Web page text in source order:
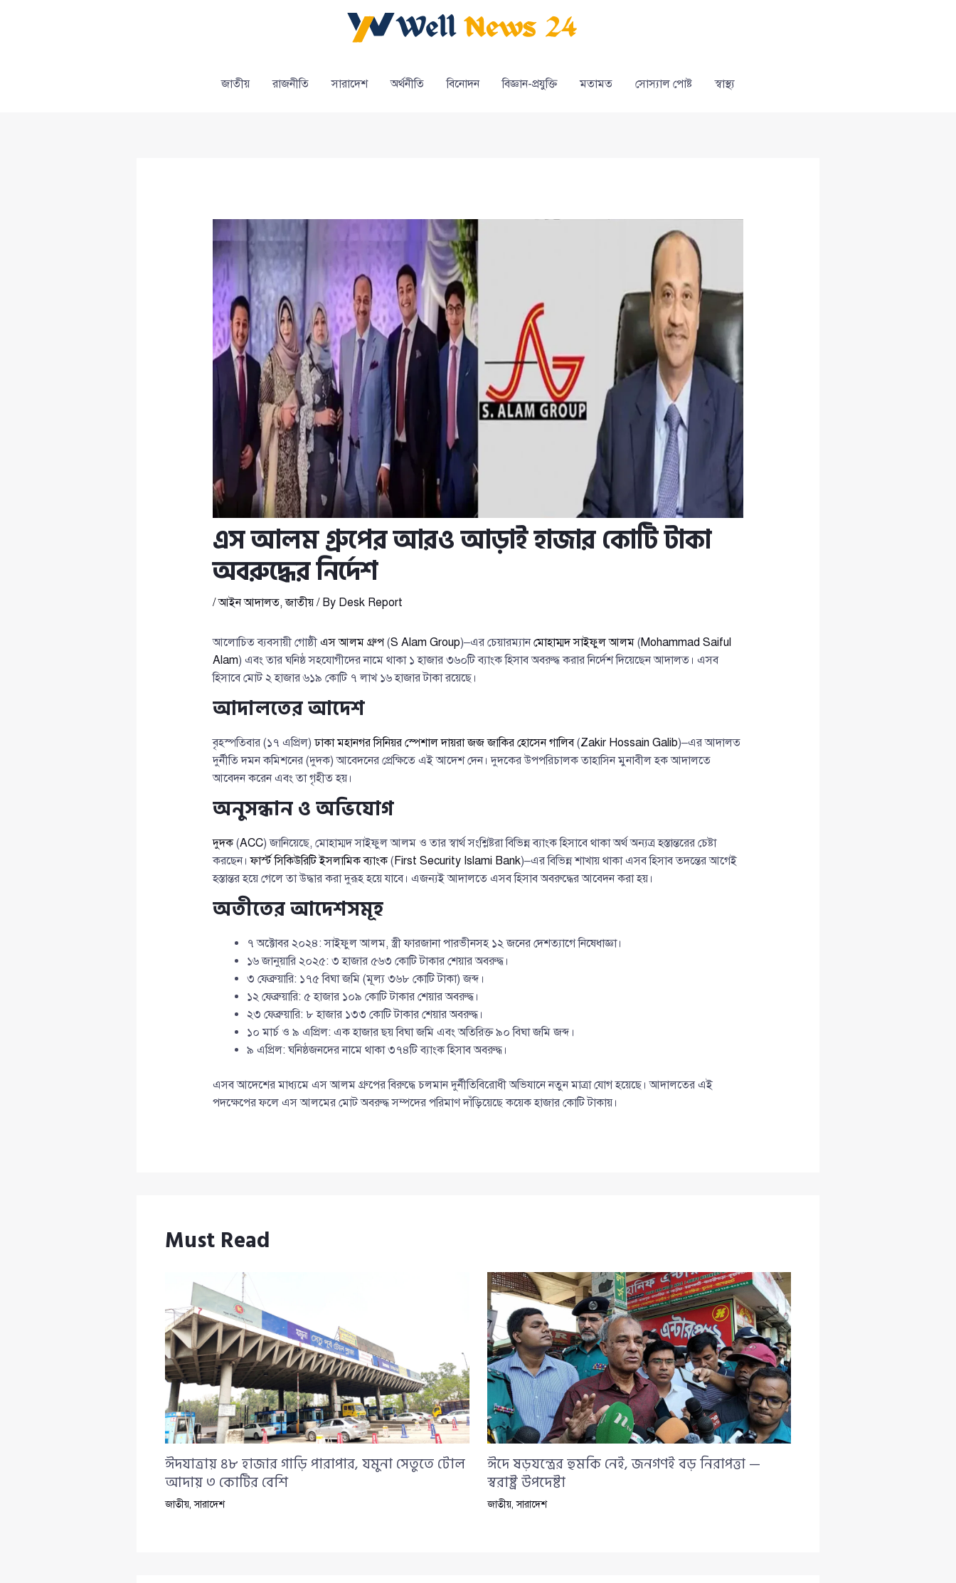
জাতীয় রাজনীতি সারাদেশ অর্থনীতি বিনোদন বিজ্ঞান-প্রযুক্তি মতামত সোস্যাল পোষ্ট স্বাস্থ্য
এস আলম গ্রুপের আরও আড়াই হাজার কোটি টাকা
অবরুদ্ধের নির্দেশ
/আইন আদালত,জাতীয়/ By Desk Report
আলোচিত ব্যবসায়ী গোষ্ঠী এস আলম গ্রুপ(S Alam Group)–এর চেয়ারম্যানমোহাম্মদ সাইফুল আলম(Mohammad Saiful
Alam) এবং তার ঘনিষ্ঠ সহযোগীদের নামে থাকা ১ হাজার ৩৬০টি ব্যাংক হিসাব অবরুদ্ধ করার নির্দেশ দিয়েছেন আদালত। এসব
হিসাবে মোট ২ হাজার ৬১৯ কোটি ৭ লাখ ১৬ হাজার টাকা রয়েছে।
আদালতের আদেশ
বৃহস্পতিবার (১৭ এপ্রিল)ঢাকা মহানগর সিনিয়র স্পেশাল দায়রা জজ জাকির হোসেন গালিব(Zakir Hossain Galib)–এর আদালত
দুর্নীতি দমন কমিশনের (দুদক) আবেদনের প্রেক্ষিতে এই আদেশ দেন। দুদকের উপপরিচালক তাহাসিন মুনাবীল হক আদালতে
আবেদন করেন এবং তা গৃহীত হয়।
অনুসন্ধান ও অভিযোগ
দুদক(ACC) জানিয়েছে, মোহাম্মদ সাইফুল আলম ও তার স্বার্থ সংশ্লিষ্টরা বিভিন্ন ব্যাংক হিসাবে থাকা অর্থ অন্যত্র হস্তান্তরের চেষ্টা
করছেন।ফার্স্ট সিকিউরিটি ইসলামিক ব্যাংক(First Security Islami Bank)–এর বিভিন্ন শাখায় থাকা এসব হিসাব তদন্তের আগেই
হস্তান্তর হয়ে গেলে তা উদ্ধার করা দুরূহ হয়ে যাবে। এজন্যই আদালতে এসব হিসাব অবরুদ্ধের আবেদন করা হয়।
অতীতের আদেশসমূহ
৭ অক্টোবর ২০২৪: সাইফুল আলম, স্ত্রী ফারজানা পারভীনসহ ১২ জনের দেশত্যাগে নিষেধাজ্ঞা।
১৬ জানুয়ারি ২০২৫: ৩ হাজার ৫৬৩ কোটি টাকার শেয়ার অবরুদ্ধ।
৩ ফেব্রুয়ারি: ১৭৫ বিঘা জমি (মূল্য ৩৬৮ কোটি টাকা) জব্দ।
১২ ফেব্রুয়ারি: ৫ হাজার ১০৯ কোটি টাকার শেয়ার অবরুদ্ধ।
২৩ ফেব্রুয়ারি: ৮ হাজার ১৩৩ কোটি টাকার শেয়ার অবরুদ্ধ।
১০ মার্চ ও ৯ এপ্রিল: এক হাজার ছয় বিঘা জমি এবং অতিরিক্ত ৯০ বিঘা জমি জব্দ।
৯ এপ্রিল: ঘনিষ্ঠজনদের নামে থাকা ৩৭৪টি ব্যাংক হিসাব অবরুদ্ধ।
এসব আদেশের মাধ্যমে এস আলম গ্রুপের বিরুদ্ধে চলমান দুর্নীতিবিরোধী অভিযানে নতুন মাত্রা যোগ হয়েছে। আদালতের এই
পদক্ষেপের ফলে এস আলমের মোট অবরুদ্ধ সম্পদের পরিমাণ দাঁড়িয়েছে কয়েক হাজার কোটি টাকায়।
Must Read
ঈদযাত্রায় ৪৮ হাজার গাড়ি পারাপার, যমুনা সেতুতে টোল
আদায় ৩ কোটির বেশি
জাতীয়,সারাদেশ
ঈদে ষড়যন্ত্রের হুমকি নেই, জনগণই বড় নিরাপত্তা —
স্বরাষ্ট্র উপদেষ্টা
জাতীয়,সারাদেশ